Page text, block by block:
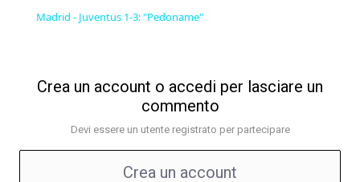
Madrid - Juventus 1-3: "Pedoname"
Crea un account o accedi per lasciare un
commento
Devi essere un utente registrato per partecipare
Crea un account